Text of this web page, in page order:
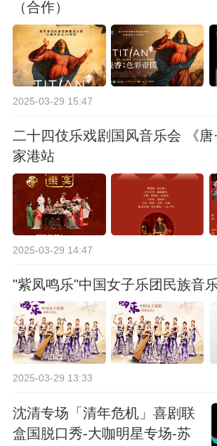
（合作）
2025-03-29 15:47
二十四伎乐戏剧国风音乐会 《唐
家港站
2025-03-29 14:47
"紫凤鸣乐"中国女子乐团民族音
2025-03-29 13:33
沈清专场「清年危机」喜剧联
盒国脱口秀-大咖明星专场-苏